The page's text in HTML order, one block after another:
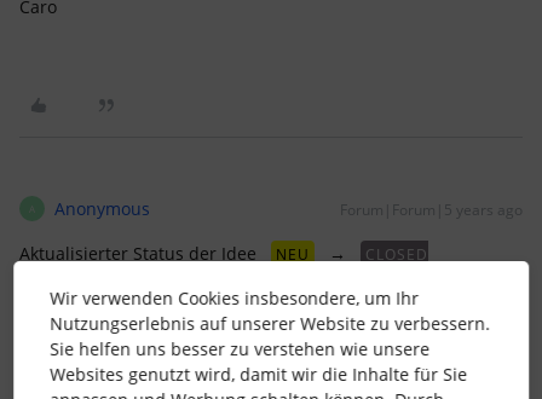
Caro
A Anonymous Forum|Forum|5 years ago
Aktualisierter Status der Idee NEU →
CLOSED
Wir verwenden Cookies insbesondere, um Ihr
Nutzungserlebnis auf unserer Website zu verbessern.
Sie helfen uns besser zu verstehen wie unsere
Websites genutzt wird, damit wir die Inhalte für Sie